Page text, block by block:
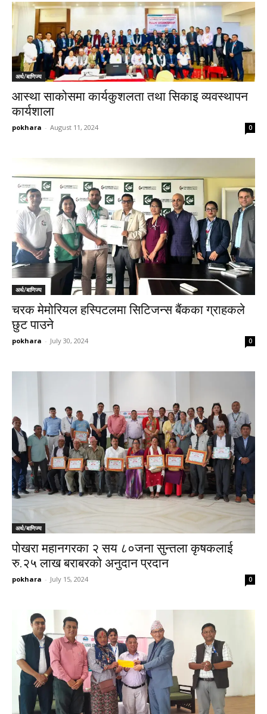
अर्थ/बाणिज्य
आस्था साकोसमा कार्यकुशलता तथा सिकाइ व्यवस्थापन
कार्यशाला
pokhara - August 11, 2024 0
अर्थ/बाणिज्य
चरक मेमोरियल हस्पिटलमा सिटिजन्स बैंकका ग्राहकले
छुट पाउने
pokhara - July 30, 2024 0
अर्थ/बाणिज्य
पोखरा महानगरका २ सय ८०जना सुन्तला कृषकलाई
रु.२५ लाख बराबरको अनुदान प्रदान
pokhara - July 15, 2024 0